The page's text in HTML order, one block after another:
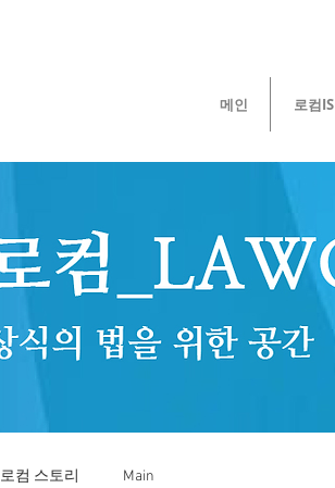
메인 로컴IS
로컴 스토리 Main